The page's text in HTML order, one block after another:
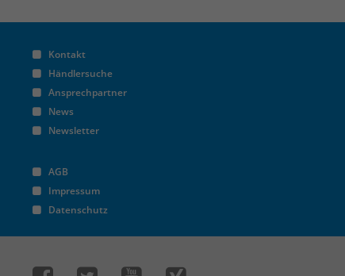
Kontakt
Händlersuche
Ansprechpartner
News
Newsletter
AGB
Impressum
Datenschutz